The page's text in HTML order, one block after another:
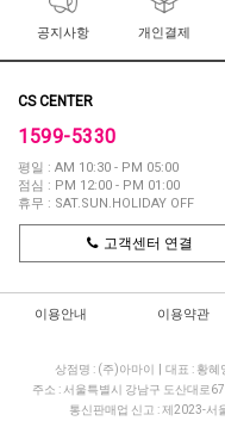
공지사항 개인결제
CS CENTER
1599-5330
평일 : AM 10:30 - PM 05:00
점심 : PM 12:00 - PM 01:00
휴무 : SAT.SUN.HOLIDAY OFF
고객센터 연결
이용안내 이용약관
상점명 : (주)아마이 대표 : 황혜
주소 : 서울특별시 강남구 도산대로
통신판매업 신고 : 제2023-서